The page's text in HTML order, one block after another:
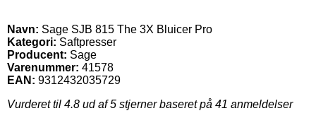
Navn: Sage SJB 815 The 3X Bluicer Pro
Kategori: Saftpresser
Producent: Sage
Varenummer: 41578
EAN: 9312432035729
Vurderet til 4.8 ud af 5 stjerner baseret på 41 anmeldelser